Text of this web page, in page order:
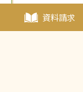
資料請求